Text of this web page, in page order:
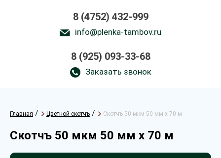
8 (4752) 432-999
info@plenka-tambov.ru
8 (925) 093-33-68
Заказать звонок
Главная / Цветной скотчъ / Скотчъ 50 мкм 50 мм х 70 м
Скотчъ 50 мкм 50 мм х 70 м